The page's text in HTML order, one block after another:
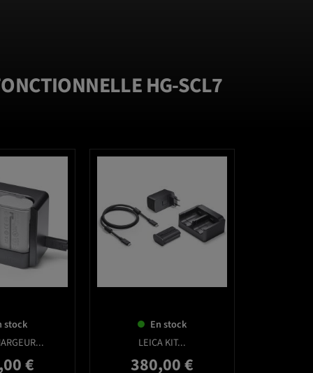
HG-SCL7
stock
€
En stock
LEICA KIT...
Prix
380,00 €